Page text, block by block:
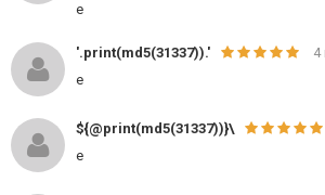
e
'.print(md5(31337)).' 4
e
${@print(md5(31337))}\
e